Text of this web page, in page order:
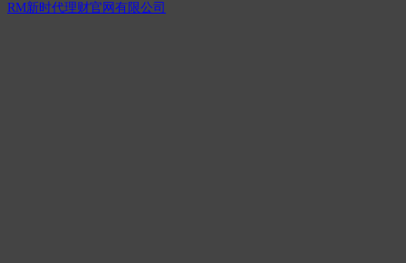
RM新时代理财官网有限公司